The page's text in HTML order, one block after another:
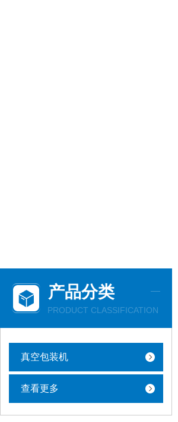
产品分类
PRODUCT CLASSIFICATION
真空包装机
查看更多